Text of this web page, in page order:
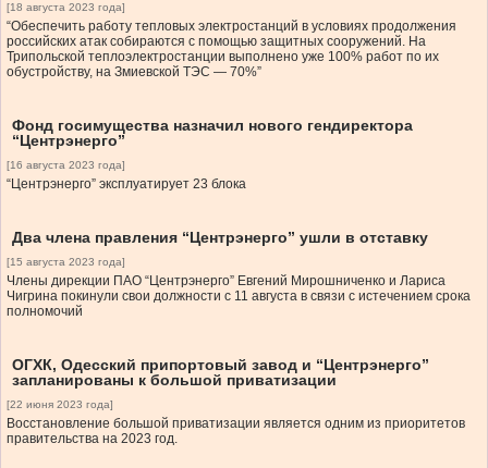
[18 августа 2023 года]
“Обеспечить работу тепловых электростанций в условиях продолжения
российских атак собираются с помощью защитных сооружений. На
Трипольской теплоэлектростанции выполнено уже 100% работ по их
обустройству, на Змиевской ТЭС — 70%”
Фонд госимущества назначил нового гендиректора
“Центрэнерго”
[16 августа 2023 года]
“Центрэнерго” эксплуатирует 23 блока
Два члена правления “Центрэнерго” ушли в отставку
[15 августа 2023 года]
Члены дирекции ПАО “Центрэнерго” Евгений Мирошниченко и Лариса
Чигрина покинули свои должности с 11 августа в связи с истечением срока
полномочий
ОГХК, Одесский припортовый завод и “Центрэнерго”
запланированы к большой приватизации
[22 июня 2023 года]
Восстановление большой приватизации является одним из приоритетов
правительства на 2023 год.